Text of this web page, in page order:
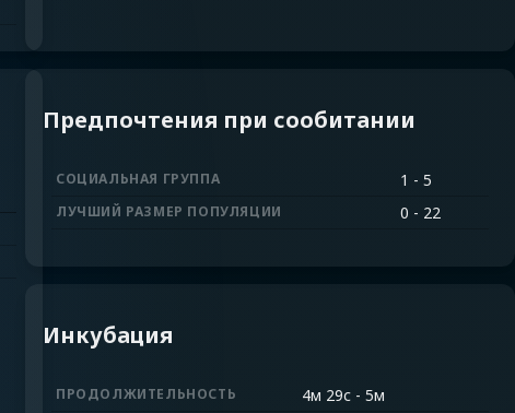
Предпочтения при сообитании
СОЦИАЛЬНАЯ ГРУППА 1 - 5
ЛУЧШИЙ РАЗМЕР ПОПУЛЯЦИИ 0 - 22
Инкубация
ПРОДОЛЖИТЕЛЬНОСТЬ 4м 29с - 5м